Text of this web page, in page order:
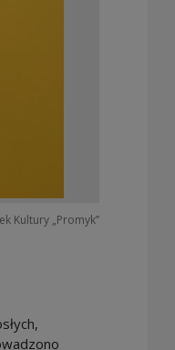
Kultury „Promyk”